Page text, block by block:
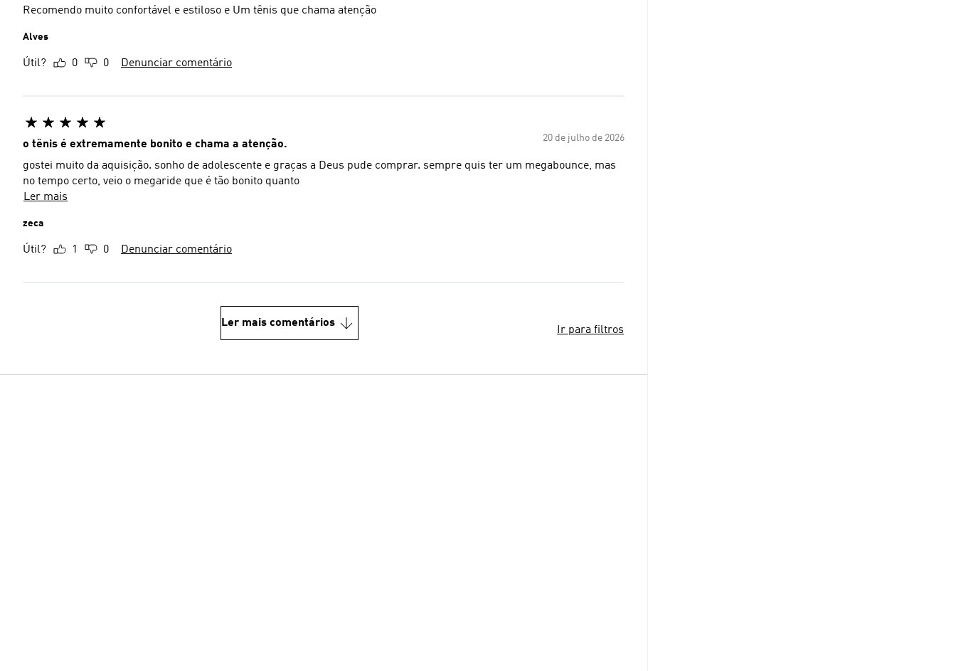
Recomendo muito confortável e estiloso e Um tênis que chama atenção
Alves
Útil? 0 0 Denunciar comentário
20 de julho de 2026
o tênis é extremamente bonito e chama a atenção.
gostei muito da aquisição. sonho de adolescente e graças a Deus pude comprar. sempre quis ter um megabounce, mas
no tempo certo, veio o megaride que é tão bonito quanto
Ler mais
zeca
Útil? 1 0 Denunciar comentário
Ler mais comentários
Ir para filtros